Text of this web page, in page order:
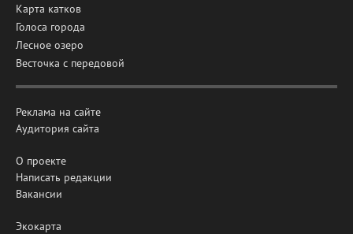
Карта катков
Голоса города
Лесное озеро
Весточка с передовой
Реклама на сайте
Аудитория сайта
О проекте
Написать редакции
Вакансии
Экокарта